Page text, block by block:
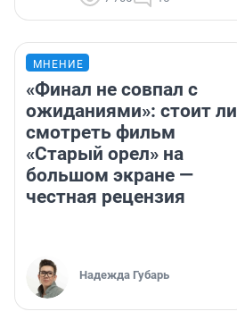
МНЕНИЕ
«Финал не совпал с
ожиданиями»: стоит ли
смотреть фильм
«Старый орел» на
большом экране —
честная рецензия
Надежда Губарь